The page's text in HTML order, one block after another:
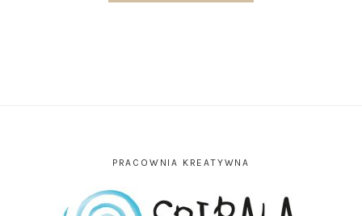
PRACOWNIA KREATYWNA